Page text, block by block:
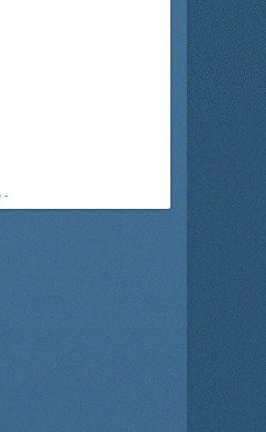
-